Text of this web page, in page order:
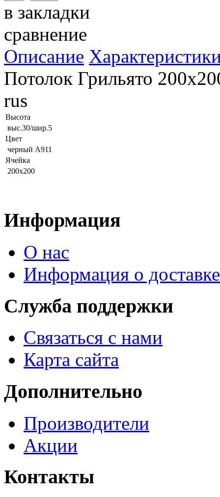
в закладки
сравнение
Описание
Потолок Грильято
rus
Высота
выс.30/шир.5
Цвет
черный А911
Ячейка
200х200
Информация
О нас
Информация о доставке
Служба поддержки
Связаться с нами
Карта сайта
Дополнительно
Производители
Акции
Контакты